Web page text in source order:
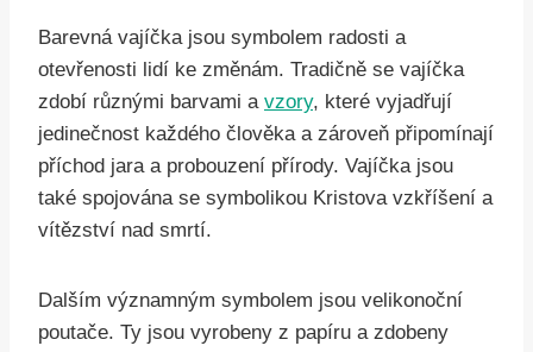
Barevná vajíčka jsou symbolem radosti a
otevřenosti lidí ke změnám. Tradičně se vajíčka
zdobí různými barvami a vzory, které vyjadřují
jedinečnost každého člověka a zároveň připomínají
příchod jara a probouzení přírody. Vajíčka jsou
také spojována se symbolikou Kristova vzkříšení a
vítězství nad smrtí.
Dalším významným symbolem jsou velikonoční
poutače. Ty jsou vyrobeny z papíru a zdobeny